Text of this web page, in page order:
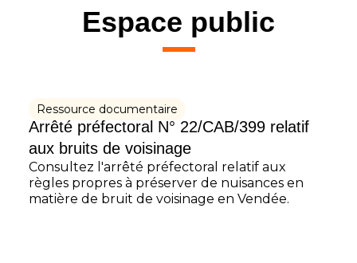
Espace public
Ressource documentaire
Arrêté préfectoral N° 22/CAB/399 relatif
aux bruits de voisinage
Consultez l'arrêté préfectoral relatif aux
règles propres à préserver de nuisances en
matière de bruit de voisinage en Vendée.